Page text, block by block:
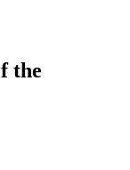
the